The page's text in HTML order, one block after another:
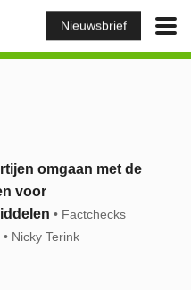
Nieuwsbrief
omgaan met de
voor
Factchecks
Nicky Terink